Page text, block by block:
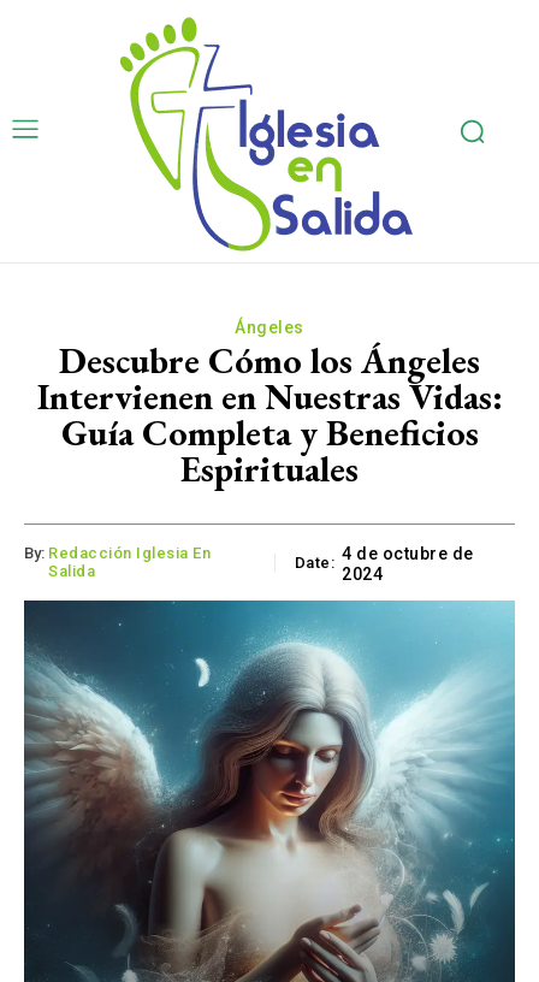
Ángeles
Descubre Cómo los Ángeles
Intervienen en Nuestras Vidas:
Guía Completa y Beneficios
Espirituales
By: Redacción Iglesia En
Salida
Date: 4 de octubre de
2024